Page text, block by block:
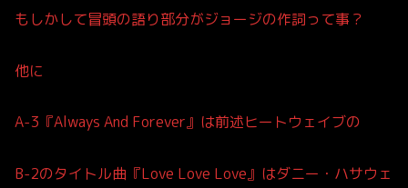
もしかして冒頭の語り部分がジョージの作詞って事？
他に
A-3『Always And Forever』は前述ヒートウェイブの
B-2のタイトル曲『Love Love Love』はダニー・ハサウェ